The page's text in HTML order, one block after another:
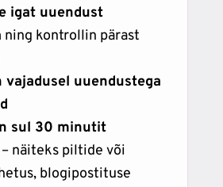
igat uuendust
ning kontrollin pärast
vajadusel uuendustega
sul 30 minutit
– näiteks piltide või
blogipostituse